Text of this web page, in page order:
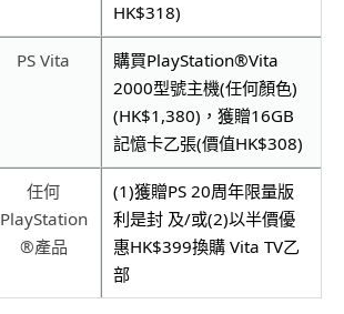
HK$318)
PS Vita 購買PlayStation®Vita
2000型號主機(任何顏色)
(HK$1,380) ， 獲贈16GB
記憶卡乙張(價值HK$308)
任何
PlayStation
®產品
(1)獲贈PS 20周年限量版
利是封及/或(2)以半價優
惠HK$399換購 Vita TV乙
部